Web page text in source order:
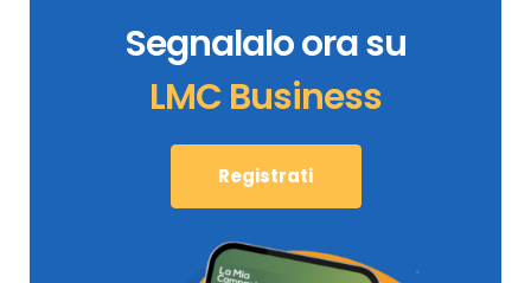
Segnalalo ora su
LMC Business
Registrati